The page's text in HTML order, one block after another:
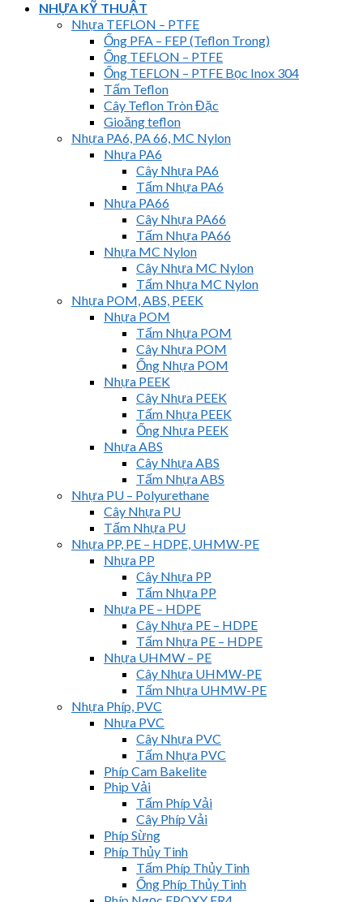
NHỰA KỸ THUẬT
Nhựa TEFLON – PTFE
Ống PFA – FEP (Teflon Trong)
Ống TEFLON – PTFE
Ống TEFLON – PTFE Bọc Inox 304
Tấm Teflon
Cây Teflon Tròn Đặc
Gioăng teflon
Nhựa PA6, PA 66, MC Nylon
Nhựa PA6
Cây Nhựa PA6
Tấm Nhựa PA6
Nhựa PA66
Cây Nhựa PA66
Tấm Nhựa PA66
Nhựa MC Nylon
Cây Nhựa MC Nylon
Tấm Nhựa MC Nylon
Nhựa POM, ABS, PEEK
Nhựa POM
Tấm Nhựa POM
Cây Nhựa POM
Ống Nhựa POM
Nhựa PEEK
Cây Nhựa PEEK
Tấm Nhựa PEEK
Ống Nhựa PEEK
Nhựa ABS
Cây Nhựa ABS
Tấm Nhựa ABS
Nhựa PU – Polyurethane
Cây Nhựa PU
Tấm Nhựa PU
Nhựa PP, PE – HDPE, UHMW-PE
Nhựa PP
Cây Nhựa PP
Tấm Nhựa PP
Nhựa PE – HDPE
Cây Nhựa PE – HDPE
Tấm Nhựa PE – HDPE
Nhựa UHMW – PE
Cây Nhựa UHMW-PE
Tấm Nhựa UHMW-PE
Nhựa Phíp, PVC
Nhựa PVC
Cây Nhựa PVC
Tấm Nhựa PVC
Phíp Cam Bakelite
Phip Vải
Tấm Phíp Vải
Cây Phíp Vải
Phíp Sừng
Phíp Thủy Tinh
Tấm Phíp Thủy Tinh
Ống Phíp Thủy Tinh